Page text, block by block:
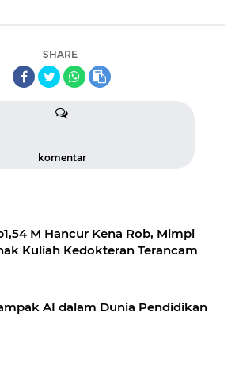
SHARE
komentar
M Hancur Kena Rob, Mimpi
Kuliah Kedokteran Terancam
AI dalam Dunia Pendidikan